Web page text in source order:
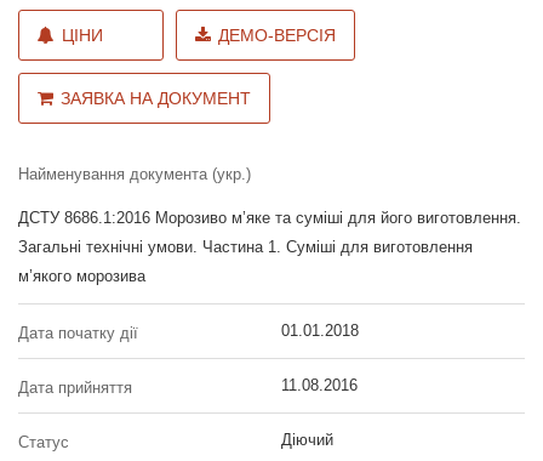
ЦІНИ ДЕМО-ВЕРСІЯ
ЗАЯВКА НА ДОКУМЕНТ
Найменування документа (укр.)
ДСТУ 8686.1:2016 Морозиво м’яке та суміші для його виготовлення.
Загальні технічні умови. Частина 1. Суміші для виготовлення
м’якого морозива
Дата початку дії 01.01.2018
Дата прийняття 11.08.2016
Статус Діючий